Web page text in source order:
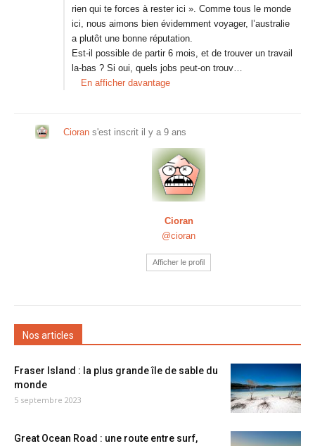
rien qui te forces à rester ici ». Comme tous le monde
ici, nous aimons bien évidemment voyager, l’australie
a plutôt une bonne réputation.
Est-il possible de partir 6 mois, et de trouver un travail
la-bas ? Si oui, quels jobs peut-on trouv…
En afficher davantage
Cioran s'est inscrit il y a 9 ans
Cioran
@cioran
Afficher le profil
Nos articles
Fraser Island : la plus grande île de sable du
monde
5 septembre 2023
Great Ocean Road : une route entre surf,